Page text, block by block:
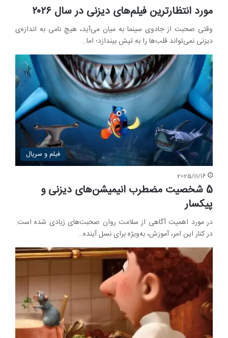
مورد انتظار‌ترین فیلم‌های دیزنی در سال ۲۰۲۶
وقتی صحبت از جادوی سینما به میان می‌آید، هیچ نامی به اندازه‌ی
دیزنی نمی‌تواند قلب‌ها را به تپش بیندازد؛ اما…
فیلم و سریال
2025/11/16
5 شخصیت‌ مضطرب انیمیشن‌های دیزنی و
پیکسار
در مورد اهمیت آگاهی از سلامت روان صحبت‌های زیادی شده است.
در کنار این امر، آموزش، به‌ویژه برای نسل آینده…